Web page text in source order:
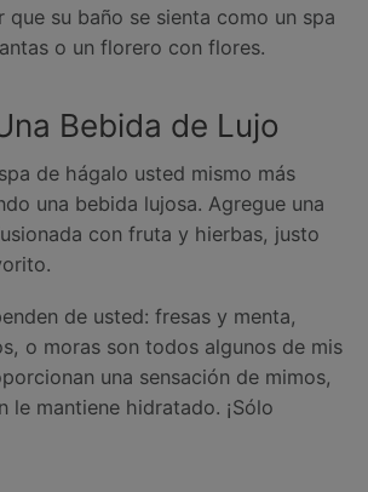
que su baño se sienta como un spa
o un florero con flores.
Bebida de Lujo
de hágalo usted mismo más
una bebida lujosa. Agregue una
con fruta y hierbas, justo
de usted: fresas y menta,
o moras son todos algunos de mis
una sensación de mimos,
le mantiene hidratado. ¡Sólo